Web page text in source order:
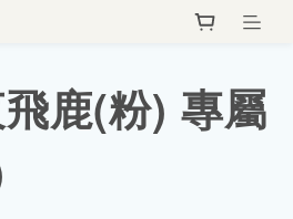
鹿(粉) 專屬